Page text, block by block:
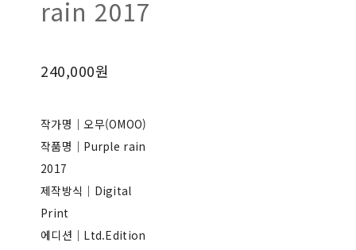
rain 2017
240,000원
작가명｜오무(OMOO)
작품명｜Purple rain
2017
제작방식｜Digital
Print
에디션｜Ltd.Edition